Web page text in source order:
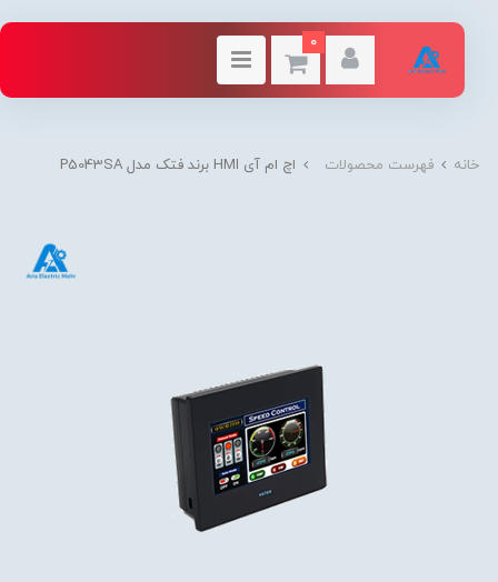
0
خانه فهرست محصولات اچ ام آی HMI برند فتک مدل P5043SA